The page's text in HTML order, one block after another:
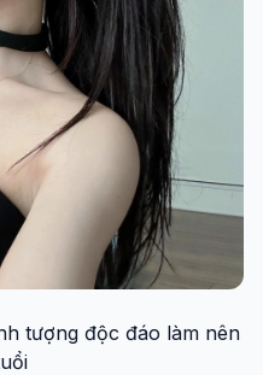
tượng độc đáo làm nên